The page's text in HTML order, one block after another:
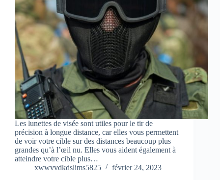
Les lunettes de visée sont utiles pour le tir de
précision à longue distance, car elles vous permettent
de voir votre cible sur des distances beaucoup plus
grandes qu’à l’œil nu. Elles vous aident également à
atteindre votre cible plus…
xwwvvdkdslims5825
février 24, 2023